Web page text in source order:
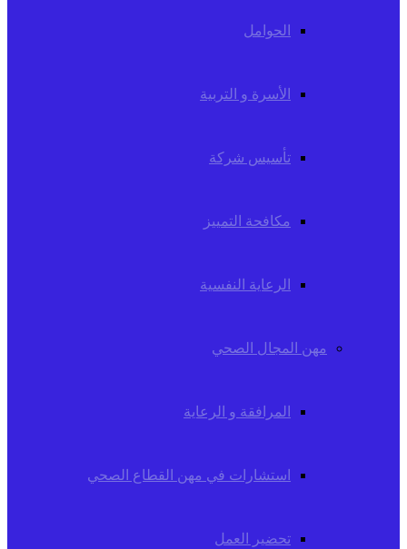
الحوامل
الأسرة و التربية
تأسيس شركة
مكافحة التمييز
الرعاية النفسية
مهن المجال الصحي
المرافقة و الرعاية
استشارات في مهن القطاع الصحي
تحضير العمل